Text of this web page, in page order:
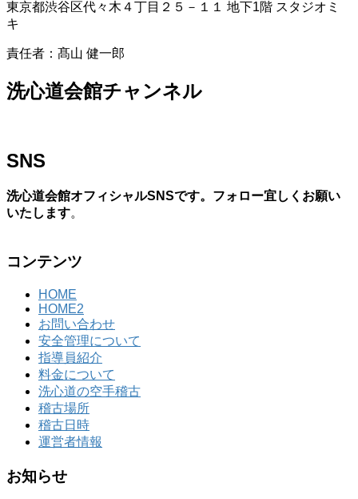
東京都渋谷区代々木４丁目２５－１１ 地下1階 スタジオミ
キ
責任者：髙山 健一郎
洗心道会館チャンネル
SNS
洗心道会館オフィシャルSNSです。フォロー宜しくお願い
いたします。
コンテンツ
HOME
HOME2
お問い合わせ
安全管理について
指導員紹介
料金について
洗心道の空手稽古
稽古場所
稽古日時
運営者情報
お知らせ